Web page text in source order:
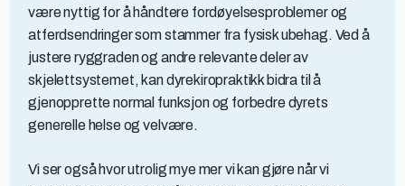
være nyttig for å håndtere fordøyelsesproblemer og
atferdsendringer som stammer fra fysisk ubehag. Ved å
justere ryggraden og andre relevante deler av
skjelettsystemet, kan dyrekiropraktikk bidra til å
gjenopprette normal funksjon og forbedre dyrets
generelle helse og velvære.
Vi ser også hvor utrolig mye mer vi kan gjøre når vi